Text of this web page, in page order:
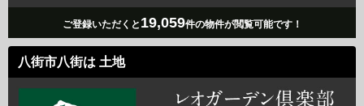
ご登録いただくと 19,059件の物件が閲覧可能です！
八街市八街は 土地